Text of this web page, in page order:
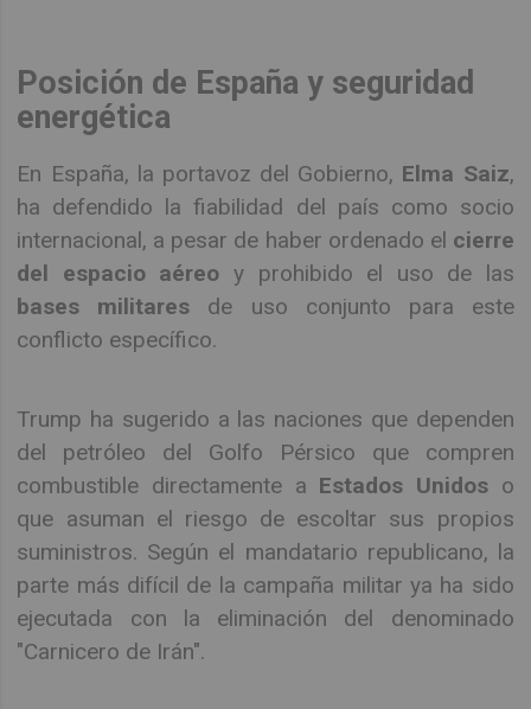
Posición de España y seguridad
energética
En España, la portavoz del Gobierno, Elma Saiz,
ha defendido la fiabilidad del país como socio
internacional, a pesar de haber ordenado el cierre
del espacio aéreo y prohibido el uso de las
bases militares de uso conjunto para este
conflicto específico.
Trump ha sugerido a las naciones que dependen
del petróleo del Golfo Pérsico que compren
combustible directamente a Estados Unidoso
que asuman el riesgo de escoltar sus propios
suministros. Según el mandatario republicano, la
parte más difícil de la campaña militar ya ha sido
ejecutada con la eliminación del denominado
"Carnicero de Irán".